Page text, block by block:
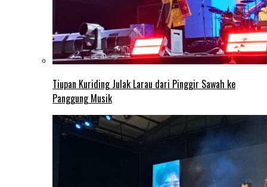
Tiupan Kuriding Julak Larau dari Pinggir Sawah ke
Panggung Musik